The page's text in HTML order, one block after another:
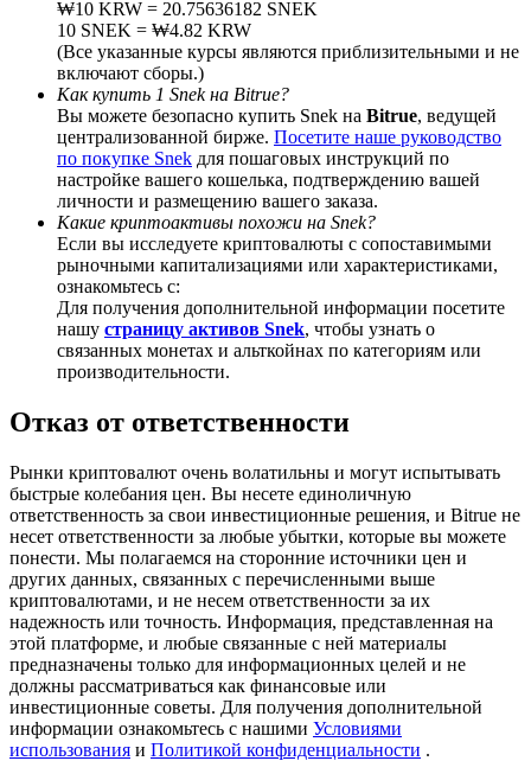
BTC Welcome Rewards
Deposit & Trade BTC to Share 25000 USDT prize pool!
Deposit CASHCAT & Win
Share 500000 CASHCAT prize pool
Precious Metals Trading Carnival
Trade Gold & Silver · 33,333 USDT Bonus
USDT New User Exclusive 10% APR
USDT Flexible Staking | Daily Rewards
₩10 KRW = 20.75636182 SNEK
10 SNEK = ₩4.82 KRW
(Все указанные курсы являются приблизительными и не
включают сборы.)
Как купить 1 Snek на Bitrue?
Вы можете безопасно купить Snek на Bitrue, ведущей
централизованной бирже. Посетите наше руководство
по покупке Snek для пошаговых инструкций по
настройке вашего кошелька, подтверждению вашей
личности и размещению вашего заказа.
Какие криптоактивы похожи на Snek?
Если вы исследуете криптовалюты с сопоставимыми
рыночными капитализациями или характеристиками,
ознакомьтесь с:
Для получения дополнительной информации посетите
нашу страницу активов Snek, чтобы узнать о
связанных монетах и альткойнах по категориям или
производительности.
Отказ от ответственности
Рынки криптовалют очень волатильны и могут испытывать
быстрые колебания цен. Вы несете единоличную
ответственность за свои инвестиционные решения, и Bitrue не
несет ответственности за любые убытки, которые вы можете
понести. Мы полагаемся на сторонние источники цен и
других данных, связанных с перечисленными выше
криптовалютами, и не несем ответственности за их
надежность или точность. Информация, представленная на
этой платформе, и любые связанные с ней материалы
предназначены только для информационных целей и не
должны рассматриваться как финансовые или
инвестиционные советы. Для получения дополнительной
информации ознакомьтесь с нашими Условиями
использования и Политикой конфиденциальности .